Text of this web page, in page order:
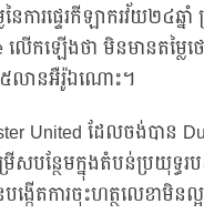
ៃការផ្ទេរកីឡាករវ័យ២៤ឆ្ន
លើកឡើងថា មិនមានតម្លៃ
លានអឺរ៉ូឯណោះ។
United ដែលចង់បាន
ើសបន្ថែមក្នុងតំបន់ប្រយុទ្ធ
កើតការចុះហត្ថលេខាមិនល្